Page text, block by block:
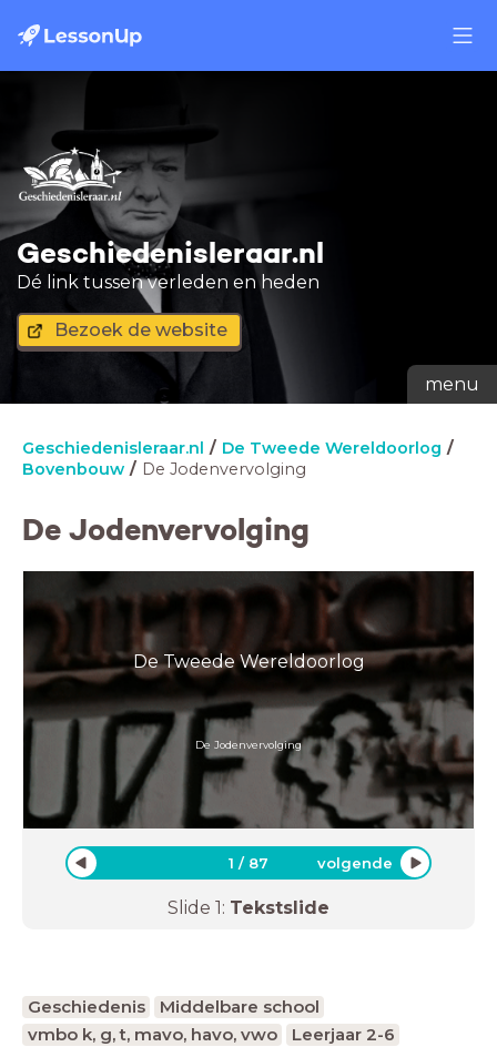
Geschiedenisleraar.nl
Dé link tussen verleden en heden
Bezoek de website
menu
Geschiedenisleraar.nl
De Tweede Wereldoorlog
Bovenbouw
De Jodenvervolging
De Jodenvervolging
De Tweede Wereldoorlog
De Jodenvervolging
1 / 87 volgende
Slide 1: Tekstslide
Geschiedenis
Middelbare school
vmbo k, g, t, mavo, havo, vwo
Leerjaar 2-6